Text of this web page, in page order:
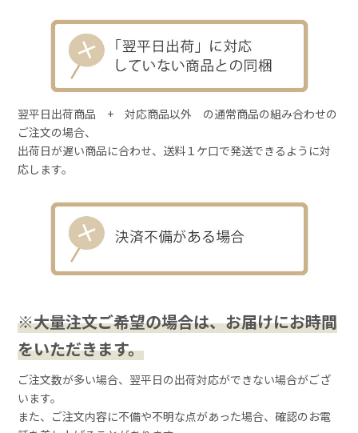
翌平日出荷商品 + 対応商品以外 の通常商品の組み合わせの
ご注文の場合、
出荷日が遅い商品に合わせ、送料１ケ口で発送できるように対
応します。
※大量注文ご希望の場合は、お届けにお時間
をいただきます。
ご注文数が多い場合、翌平日の出荷対応ができない場合がござ
います。
また、ご注文内容に不備や不明な点があった場合、確認のお電